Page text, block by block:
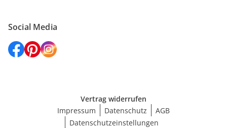
Social Media
Vertrag widerrufen
Impressum
Datenschutz
AGB
Datenschutzeinstellungen